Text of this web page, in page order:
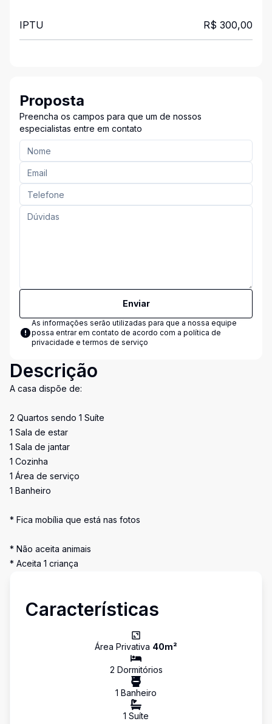
IPTU R$ 300,00
Proposta
Preencha os campos para que um de nossos
especialistas entre em contato
Enviar
As informações serão utilizadas para que a nossa equipe
possa entrar em contato de acordo com a política de
privacidade e termos de serviço
Descrição
A casa dispõe de:
2 Quartos sendo 1 Suíte
1 Sala de estar
1 Sala de jantar
1 Cozinha
1 Área de serviço
1 Banheiro
* Fica mobília que está nas fotos
* Não aceita animais
* Aceita 1 criança
Características
Área Privativa 40m²
2 Dormitórios
1 Banheiro
1 Suíte